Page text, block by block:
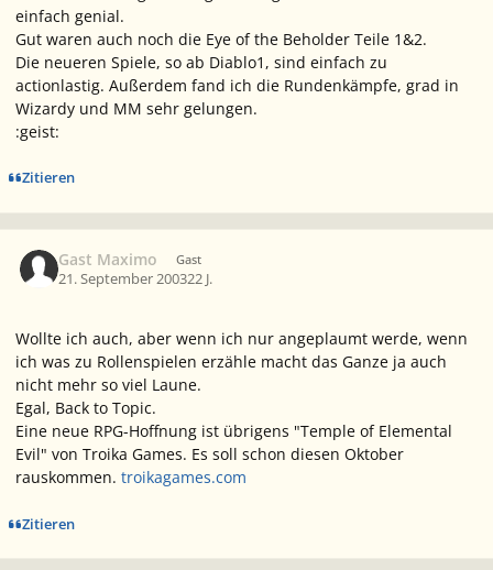
einfach genial.
Gut waren auch noch die Eye of the Beholder Teile 1&2.
Die neueren Spiele, so ab Diablo1, sind einfach zu
actionlastig. Außerdem fand ich die Rundenkämpfe, grad in
Wizardy und MM sehr gelungen.
:geist:
Zitieren
Gast Maximo Gast
21. September 200322 J.
Wollte ich auch, aber wenn ich nur angeplaumt werde, wenn
ich was zu Rollenspielen erzähle macht das Ganze ja auch
nicht mehr so viel Laune.
Egal, Back to Topic.
Eine neue RPG-Hoffnung ist übrigens "Temple of Elemental
Evil" von Troika Games. Es soll schon diesen Oktober
rauskommen. troikagames.com
Zitieren